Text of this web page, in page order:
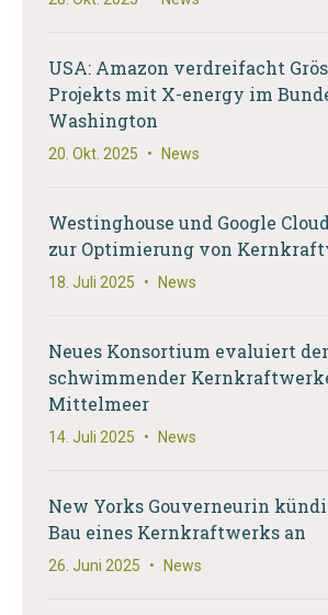
USA: Amazon verdreifacht
Projekts mit X-energy im
Washington
20. Okt. 2025 • News
Westinghouse und Google
zur Optimierung von
18. Juli 2025 • News
Neues Konsortium evaluiert
schwimmender
Mittelmeer
14. Juli 2025 • News
New Yorks Gouverneurin
Bau eines Kernkraftwerks an
26. Juni 2025 • News